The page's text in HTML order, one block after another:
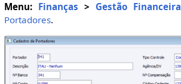
Menu: Finanças > Gestão Financeira
Portadores.